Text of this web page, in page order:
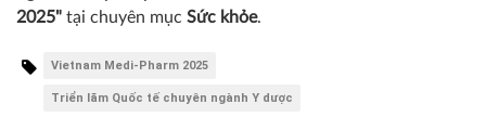
2025" tại chuyên mục Sức khỏe.
Vietnam Medi-Pharm 2025
Triển lãm Quốc tế chuyên ngành Y dược